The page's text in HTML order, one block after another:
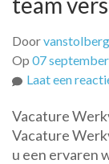
Door
Op 07
Laat een
Vacature
Vacature
u een ervaren